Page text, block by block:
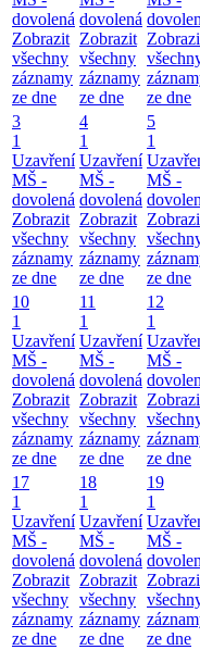
dovolená
Zobrazit
všechny
záznamy
ze dne
dovolená
Zobrazit
všechny
záznamy
ze dne
ze dne
3
1
Uzavření
MŠ -
dovolená
Zobrazit
všechny
záznamy
ze dne
4
1
Uzavření
MŠ -
dovolená
Zobrazit
všechny
záznamy
ze dne
5
1
MŠ -
ze dne
10
1
Uzavření
MŠ -
dovolená
Zobrazit
všechny
záznamy
ze dne
11
1
Uzavření
MŠ -
dovolená
Zobrazit
všechny
záznamy
ze dne
12
1
MŠ -
ze dne
17
1
Uzavření
MŠ -
dovolená
Zobrazit
všechny
záznamy
ze dne
18
1
Uzavření
MŠ -
dovolená
Zobrazit
všechny
záznamy
ze dne
19
1
MŠ -
ze dne